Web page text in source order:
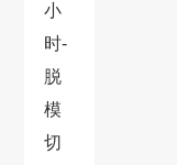
小
时-
脱
模
切